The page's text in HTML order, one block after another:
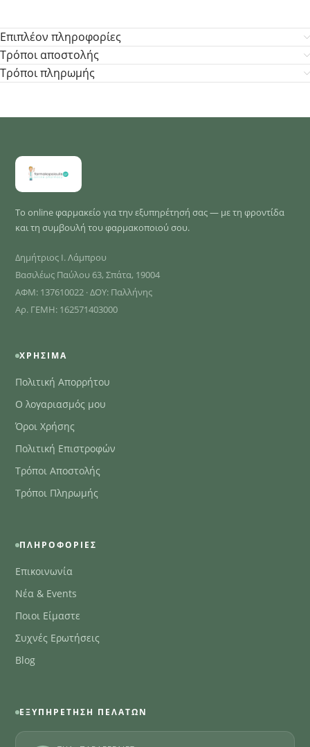
Επιπλέον πληροφορίες
Τρόποι αποστολής
Τρόποι πληρωμής
Το online φαρμακείο για την εξυπηρέτησή σας — με τη φροντίδα
και τη συμβουλή του φαρμακοποιού σου.
Δημήτριος Ι. Λάμπρου
Βασιλέως Παύλου 63, Σπάτα, 19004
ΑΦΜ: 137610022 · ΔΟΥ: Παλλήνης
Αρ. ΓΕΜΗ: 162571403000
ΧΡΉΣΙΜΑ
Πολιτική Απορρήτου
Ο λογαριασμός μου
Όροι Χρήσης
Πολιτική Επιστροφών
Τρόποι Αποστολής
Τρόποι Πληρωμής
ΠΛΗΡΟΦΟΡΊΕΣ
Επικοινωνία
Νέα & Events
Ποιοι Είμαστε
Συχνές Ερωτήσεις
Blog
ΕΞΥΠΗΡΈΤΗΣΗ ΠΕΛΑΤΏΝ